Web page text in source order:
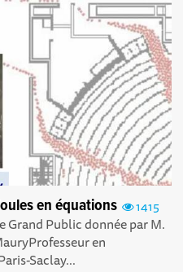
1415
en équations
Public donnée par M.
en
Saclay...